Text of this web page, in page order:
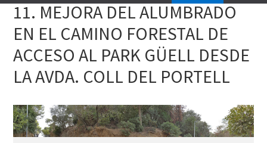
11. MEJORA DEL ALUMBRADO
EN EL CAMINO FORESTAL DE
ACCESO AL PARK GÜELL DESDE
LA AVDA. COLL DEL PORTELL